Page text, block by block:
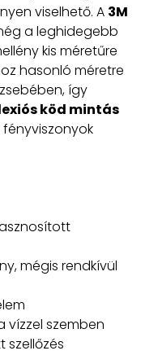
viselhető. A 3M
a leghidegebb
kis méretűre
hasonló méretre
így
köd mintás
mégis rendkívül
vízzel szemben
szellőzés